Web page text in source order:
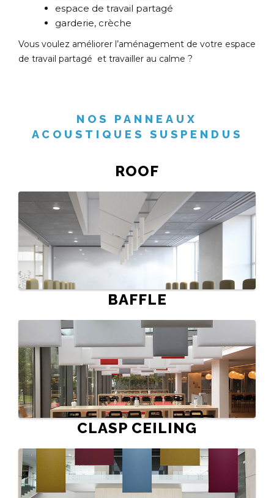
espace de travail partagé
garderie, crèche
Vous voulez améliorer l’aménagement de votre espace
de travail partagé et travailler au calme ?
NOS PANNEAUX
ACOUSTIQUES SUSPENDUS
ROOF
BAFFLE
CLASP CEILING